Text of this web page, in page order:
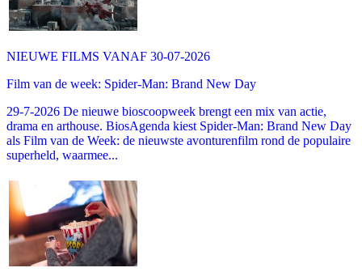
NIEUWE FILMS VANAF 30-07-2026
Film van de week: Spider-Man: Brand New Day
29-7-2026 De nieuwe bioscoopweek brengt een mix van actie,
drama en arthouse. BiosAgenda kiest Spider-Man: Brand New Day
als Film van de Week: de nieuwste avonturenfilm rond de populaire
superheld, waarmee...